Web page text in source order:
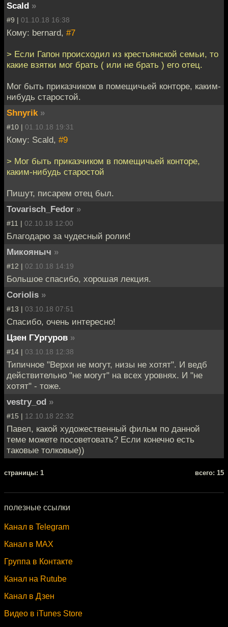
Scald »
#9 | 01.10.18 16:38
Кому: bernard, #7
> Если Гапон происходил из крестьянской семьи, то
какие взятки мог брать ( или не брать ) его отец.
Мог быть приказчиком в помещичьей конторе, каким-
нибудь старостой.
Shnyrik »
#10 | 01.10.18 19:31
Кому: Scald, #9
> Мог быть приказчиком в помещичьей конторе,
каким-нибудь старостой
Пишут, писарем отец был.
Tovarisch_Fedor »
#11 | 02.10.18 12:00
Благодарю за чудесный ролик!
Микояныч »
#12 | 02.10.18 14:19
Большое спасибо, хорошая лекция.
Coriolis »
#13 | 03.10.18 07:51
Спасибо, очень интересно!
Цзен ГУргуров »
#14 | 03.10.18 12:38
Типичное "Верхи не могут, низы не хотят". И ведб
действительно "не могут" на всех уровнях. И "не
хотят" - тоже.
vestry_od »
#15 | 12.10.18 22:32
Павел, какой художественный фильм по данной
теме можете посоветовать? Если конечно есть
таковые толковые))
cтраницы: 1 всего: 15
полезные ссылки
Канал в Telegram
Канал в MAX
Группа в Контакте
Канал на Rutube
Канал в Дзен
Видео в iTunes Store